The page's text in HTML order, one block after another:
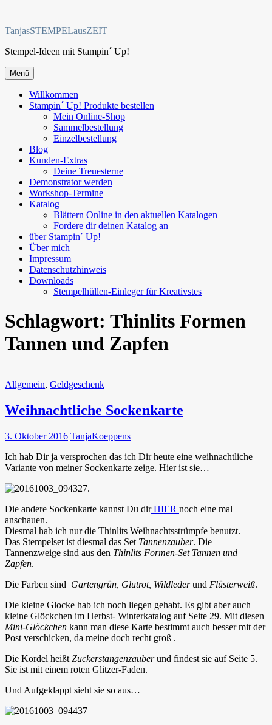
springen
TanjasSTEMPELausZEIT
Stempel-Ideen mit Stampin´ Up!
Menü
Willkommen
Stampin´ Up! Produkte bestellen
Mein Online-Shop
Sammelbestellung
Einzelbestellung
Blog
Kunden-Extras
Deine Treuesterne
Demonstrator werden
Workshop-Termine
Katalog
Blättern Online in den aktuellen Katalogen
Fordere dir deinen Katalog an
über Stampin´ Up!
Über mich
Impressum
Datenschutzhinweis
Downloads
Stempelhüllen-Einleger für Kreativstes
Schlagwort: Thinlits Formen
Tannen und Zapfen
Allgemein, Geldgeschenk
Weihnachtliche Sockenkarte
3. Oktober 2016 TanjaKoeppens
Ich hab Dir ja versprochen das ich Dir heute eine weihnachtliche
Variante von meiner Sockenkarte zeige. Hier ist sie…
.
Die andere Sockenkarte kannst Du dirHIER noch eine mal
anschauen.
Diesmal hab ich nur die Thinlits Weihnachtsstrümpfe benutzt.
Das Stempelset ist diesmal das Set Tannenzauber. Die
Tannenzweige sind aus den Thinlits Formen-Set Tannen und
Zapfen.
Die Farben sind Gartengrün, Glutrot, Wildlederund Flüsterweiß.
Die kleine Glocke hab ich noch liegen gehabt. Es gibt aber auch
kleine Glöckchen im Herbst- Winterkatalog auf Seite 29. Mit diesen
Mini-Glöckchen kann man diese Karte bestimmt auch besser mit der
Post verschicken, da meine doch recht groß .
Die Kordel heißt Zuckerstangenzauberund findest sie auf Seite 5.
Sie ist mit einem roten Glitzer-Faden.
Und Aufgeklappt sieht sie so aus…